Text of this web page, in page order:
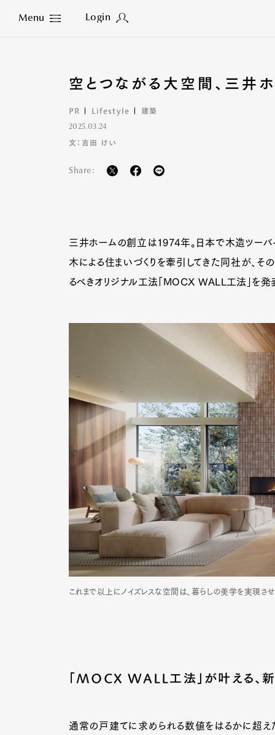
Menu Login
Close
空とつながる大空間、三井
PR Lifestyle 建築
2025.03.24
文：吉田 けい
Share:
三井ホームの創立は1974年。日本で木造ツーバ
木による住まいづくりを牽引してきた同社が、
るべきオリジナル工法「MOCX WALL工法」を発
これまで以上にノイズレスな空間は、暮らしの美学を実現させ
「MOCX WALL工法」が叶える、
通常の戸建てに求められる数値をはるかに超